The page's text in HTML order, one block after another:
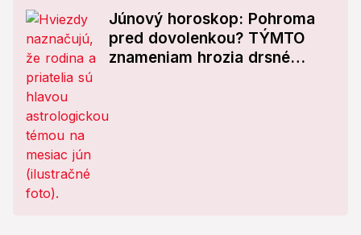
Júnový horoskop: Pohroma
pred dovolenkou? TÝMTO
znameniam hrozia drsné